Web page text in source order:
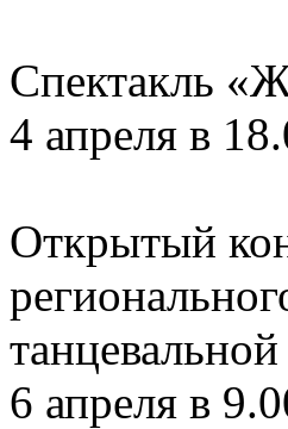
Спектакль
4 апреля в
Открытый
6 апреля в